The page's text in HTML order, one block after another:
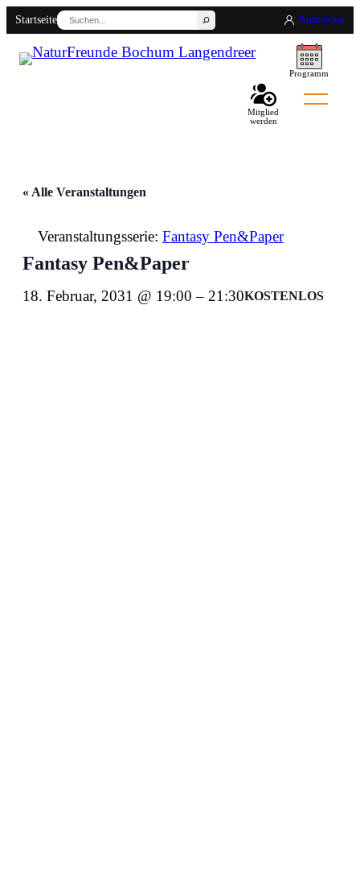
Startseite
Suchen
Anmelden
Programm
Mitglied
werden
Back
« Alle Veranstaltungen
Veranstaltungsserie: Fantasy Pen&Paper
Fantasy Pen&Paper
18. Februar, 2031 @ 19:00 – 21:30KOSTENLOS